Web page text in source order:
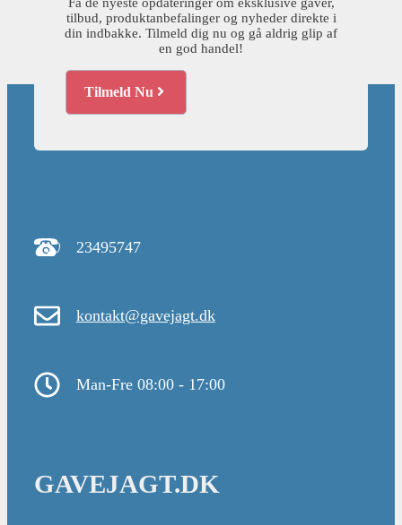
tilbud, produktanbefalinger og nyheder direkte i
din indbakke. Tilmeld dig nu og gå aldrig glip af
en god handel!
Tilmeld Nu
23495747
kontakt@gavejagt.dk
Man-Fre 08:00 - 17:00
GAVEJAGT.DK